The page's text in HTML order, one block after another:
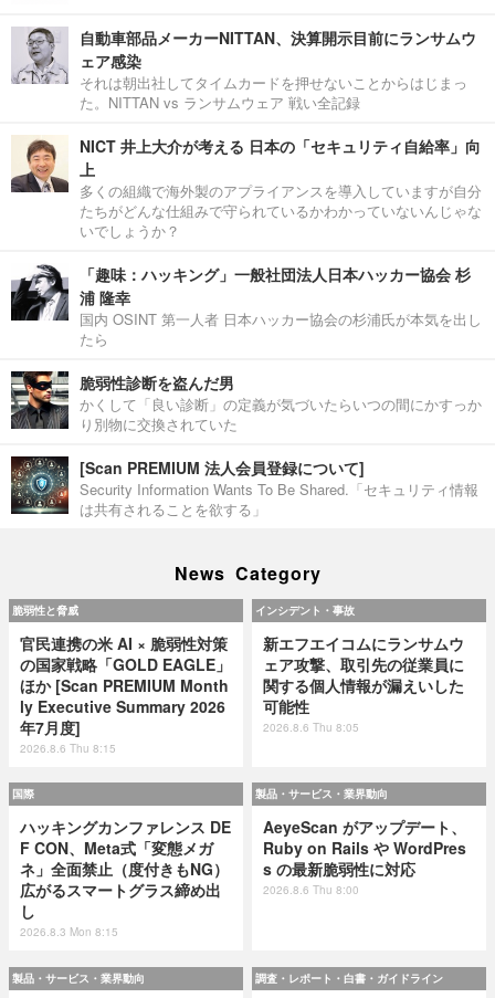
自動車部品メーカーNITTAN、決算開示目前にランサムウ
ェア感染
それは朝出社してタイムカードを押せないことからはじまっ
た。NITTAN vs ランサムウェア 戦い全記録
NICT 井上大介が考える 日本の「セキュリティ自給率」向
上
多くの組織で海外製のアプライアンスを導入していますが自分
たちがどんな仕組みで守られているかわかっていないんじゃな
いでしょうか？
「趣味：ハッキング」一般社団法人日本ハッカー協会 杉
浦 隆幸
国内 OSINT 第一人者 日本ハッカー協会の杉浦氏が本気を出し
たら
脆弱性診断を盗んだ男
かくして「良い診断」の定義が気づいたらいつの間にかすっか
り別物に交換されていた
[Scan PREMIUM 法人会員登録について]
Security Information Wants To Be Shared.「セキュリティ情報
は共有されることを欲する」
News Category
脆弱性と脅威
官民連携の米 AI × 脆弱性対策
の国家戦略「GOLD EAGLE」
ほか [Scan PREMIUM Month
ly Executive Summary 2026
年7月度]
2026.8.6 Thu 8:15
インシデント・事故
新エフエイコムにランサムウ
ェア攻撃、取引先の従業員に
関する個人情報が漏えいした
可能性
2026.8.6 Thu 8:05
国際
ハッキングカンファレンス DE
F CON、Meta式「変態メガ
ネ」全面禁止（度付きもNG）
広がるスマートグラス締め出
し
2026.8.3 Mon 8:15
製品・サービス・業界動向
AeyeScan がアップデート、
Ruby on Rails や WordPres
s の最新脆弱性に対応
2026.8.6 Thu 8:00
製品・サービス・業界動向 調査・レポート・白書・ガイドライン